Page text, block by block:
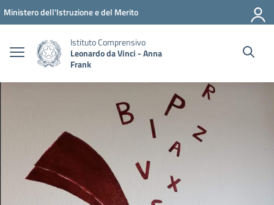
Vai ai contenuti
Vai al menu di navigazione
Vai al footer
Ministero dell'Istruzione e del Merito
Istituto Comprensivo
Leonardo da Vinci - Anna
Frank